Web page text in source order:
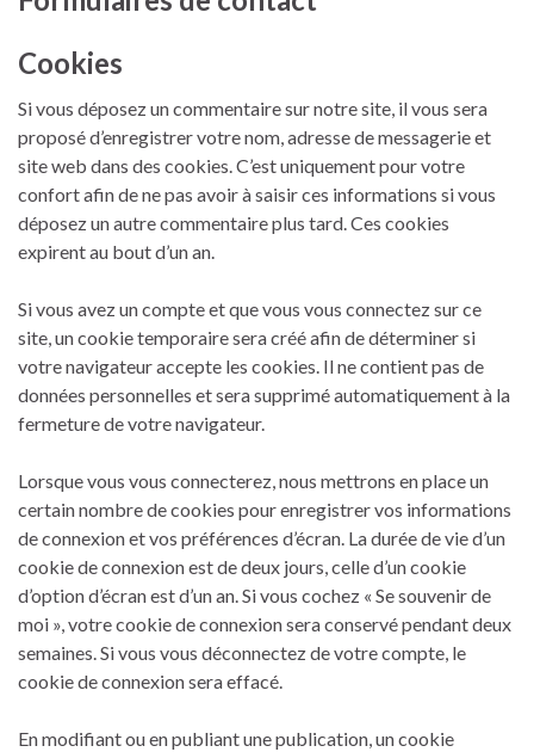
Cookies
Si vous déposez un commentaire sur notre site, il vous sera
proposé d’enregistrer votre nom, adresse de messagerie et
site web dans des cookies. C’est uniquement pour votre
confort afin de ne pas avoir à saisir ces informations si vous
déposez un autre commentaire plus tard. Ces cookies
expirent au bout d’un an.
Si vous avez un compte et que vous vous connectez sur ce
site, un cookie temporaire sera créé afin de déterminer si
votre navigateur accepte les cookies. Il ne contient pas de
données personnelles et sera supprimé automatiquement à la
fermeture de votre navigateur.
Lorsque vous vous connecterez, nous mettrons en place un
certain nombre de cookies pour enregistrer vos informations
de connexion et vos préférences d’écran. La durée de vie d’un
cookie de connexion est de deux jours, celle d’un cookie
d’option d’écran est d’un an. Si vous cochez « Se souvenir de
moi », votre cookie de connexion sera conservé pendant deux
semaines. Si vous vous déconnectez de votre compte, le
cookie de connexion sera effacé.
En modifiant ou en publiant une publication, un cookie